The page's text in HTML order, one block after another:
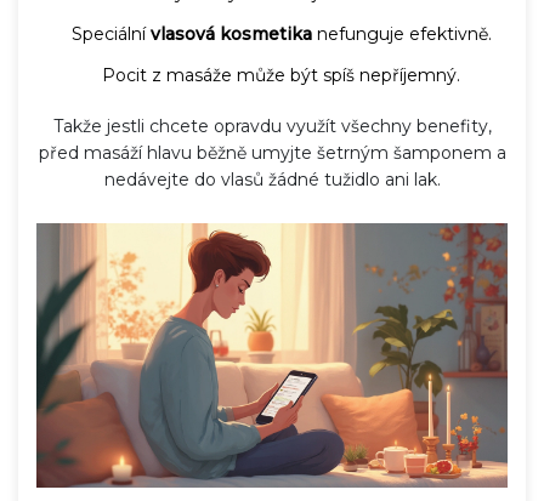
Speciálnívlasová kosmetikanefunguje efektivně.
Pocit z masáže může být spíš nepříjemný.
Takže jestli chcete opravdu využít všechny benefity,
před masáží hlavu běžně umyjte šetrným šamponem a
nedávejte do vlasů žádné tužidlo ani lak.